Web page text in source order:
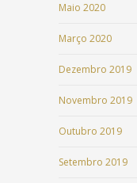
Maio 2020
Março 2020
Dezembro 2019
Novembro 2019
Outubro 2019
Setembro 2019